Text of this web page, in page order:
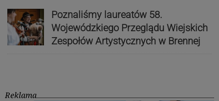
Poznaliśmy laureatów 58.
Wojewódzkiego Przeglądu Wiejskich
Zespołów Artystycznych w Brennej
Reklama